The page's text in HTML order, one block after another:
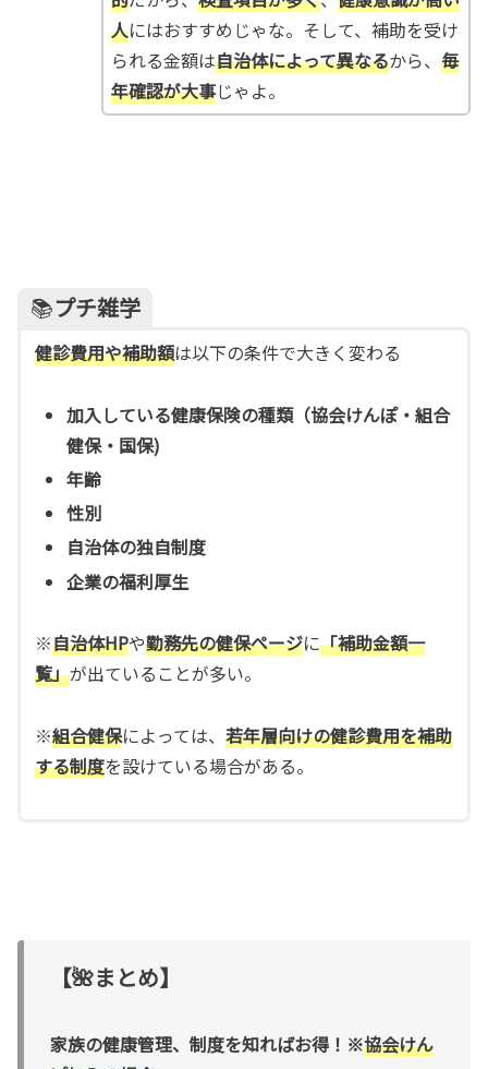
人にはおすすめじゃな。そして、補助を受け
られる金額は自治体によって異なるから、 毎
年確認が大事じゃよ。
📚プチ雑学
健診費用や補助額は以下の条件で大きく変わる
加入している健康保険の種類（協会けんぽ・組合
健保・国保)
年齢
性別
自治体の独自制度
企業の福利厚生
※自治体HPや勤務先の健保ページに「補助金額一
覧」が出ていることが多い。
※組合健保によっては、 若年層向けの健診費用を補助
する制度を設けている場合がある。
【🌺まとめ】
家族の健康管理、制度を知ればお得！※協会けん